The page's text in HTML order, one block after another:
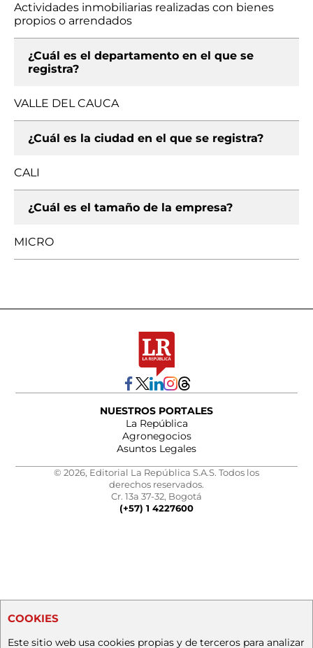
Actividades inmobiliarias realizadas con bienes
propios o arrendados
¿Cuál es el departamento en el que se
registra?
VALLE DEL CAUCA
¿Cuál es la ciudad en el que se registra?
CALI
¿Cuál es el tamaño de la empresa?
MICRO
NUESTROS PORTALES
La República
Agronegocios
Asuntos Legales
© 2026, Editorial La República S.A.S. Todos los
derechos reservados.
Cr. 13a 37-32, Bogotá
(+57) 1 4227600
COOKIES
Este sitio web usa cookies propias y de terceros para analizar